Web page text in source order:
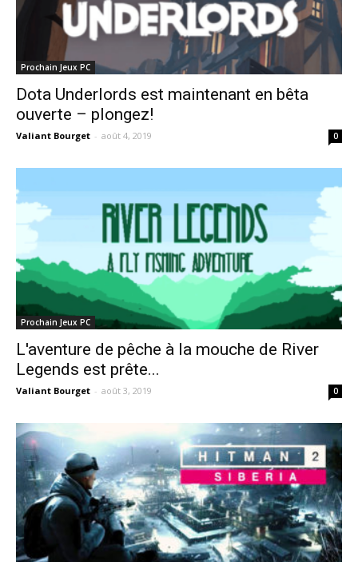
Prochain Jeux PC
Dota Underlords est maintenant en bêta
ouverte – plongez!
Valiant Bourget - août 4, 2019 0
Prochain Jeux PC
L'aventure de pêche à la mouche de River
Legends est prête...
Valiant Bourget - août 3, 2019 0